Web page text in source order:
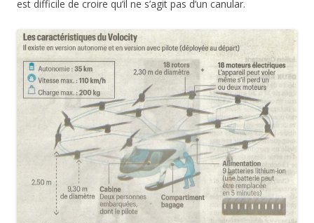
est difficile de croire qu’il ne s’agit pas d’un canular.